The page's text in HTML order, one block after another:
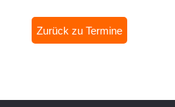
Zurück zu Termine